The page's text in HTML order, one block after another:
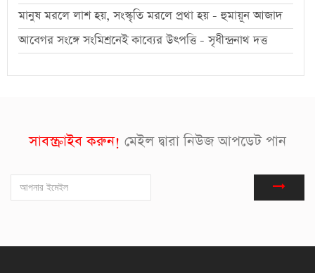
মানুষ মরলে লাশ হয়, সংস্কৃতি মরলে প্রথা হয় - হুমায়ূন আজাদ
আবেগর সংঙ্গে সংমিশ্রনেই কাব্যের উৎপত্তি - সৃধীন্দ্রনাথ দত্ত
সাবস্ক্রাইব করুন! মেইল দ্বারা নিউজ আপডেট পান